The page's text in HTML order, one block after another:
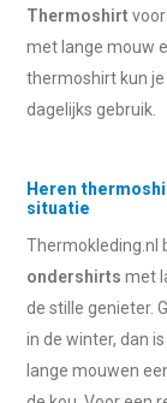
Thermoshirt
met lange mouw
thermoshirt kun
dagelijks gebruik.
Heren
situatie
Thermokleding.nl
ondershirts met
de stille genieter.
in de winter, dan
lange mouwen